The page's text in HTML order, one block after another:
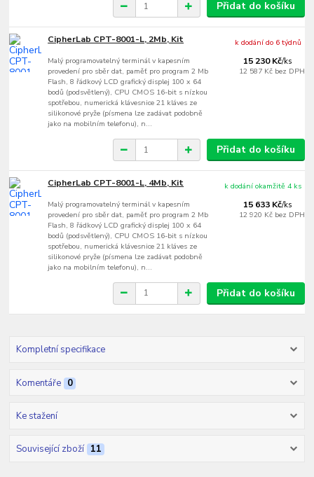
Přidat do košíku
CipherLab CPT-8001-L, 2Mb, Kit
Malý programovatelný terminál v kapesním
provedení pro sběr dat, paměť pro program 2 Mb
Flash, 8 řádkový LCD grafický displej 100 x 64
bodů (podsvětlený), CPU CMOS 16-bit s nízkou
spotřebou, numerická klávesnice 21 kláves ze
silikonové pryže (písmena lze zadávat podobně
jako na mobilním telefonu), n...
15 230 Kč/ks
12 587 Kč bez DPH
k dodání do 6 týdnů
Přidat do košíku
CipherLab CPT-8001-L, 4Mb, Kit
Malý programovatelný terminál v kapesním
provedení pro sběr dat, paměť pro program 2 Mb
Flash, 8 řádkový LCD grafický displej 100 x 64
bodů (podsvětlený), CPU CMOS 16-bit s nízkou
spotřebou, numerická klávesnice 21 kláves ze
silikonové pryže (písmena lze zadávat podobně
jako na mobilním telefonu), n...
15 633 Kč/ks
12 920 Kč bez DPH
k dodání okamžitě 4 ks
Přidat do košíku
Kompletní specifikace
Komentáře 0
Ke stažení
Související zboží 11